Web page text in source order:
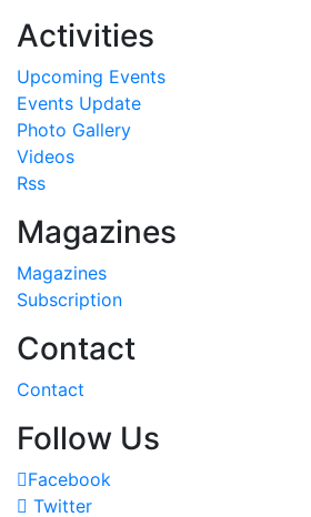
Activities
Upcoming Events
Events Update
Photo Gallery
Videos
Rss
Magazines
Magazines
Subscription
Contact
Contact
Follow Us
Facebook
Twitter